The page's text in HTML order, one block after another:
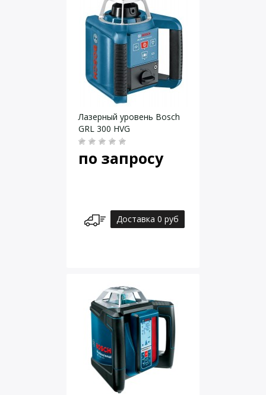
Лазерный уровень Bosch
GRL 300 HVG
по запросу
Доставка 0 руб